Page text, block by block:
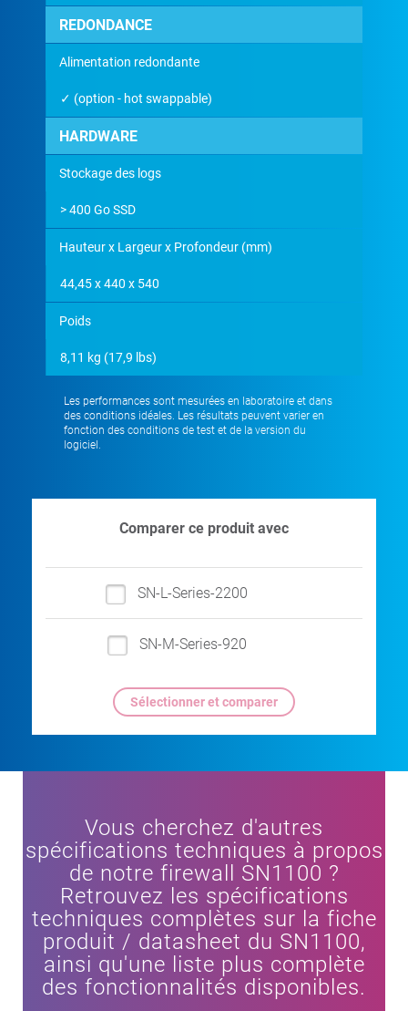
REDONDANCE
Alimentation redondante
✓ (option - hot swappable)
HARDWARE
Stockage des logs
> 400 Go SSD
Hauteur x Largeur x Profondeur (mm)
44,45 x 440 x 540
Poids
8,11 kg (17,9 lbs)
Les performances sont mesurées en laboratoire et dans
des conditions idéales. Les résultats peuvent varier en
fonction des conditions de test et de la version du
logiciel.
Comparer ce produit avec
SN-L-Series-2200
SN-M-Series-920
Vous cherchez d'autres
spécifications techniques à propos
de notre firewall SN1100 ?
Retrouvez les spécifications
techniques complètes sur la fiche
produit / datasheet du SN1100,
ainsi qu'une liste plus complète
des fonctionnalités disponibles.